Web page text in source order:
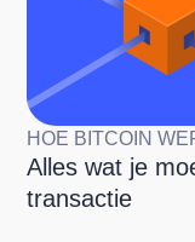
HOE BITCOIN
Alles wat je
transactie